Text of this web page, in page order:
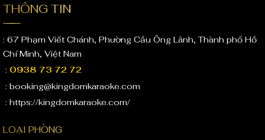
THÔNG TIN
: 67 Phạm Viết Chánh, Phường Cầu Ông Lãnh, Thành phố Hồ
Chí Minh, Việt Nam
: 0938 73 72 72
: booking@kingdomkaraoke.com
: https://kingdomkaraoke.com/
LOẠI PHÒNG